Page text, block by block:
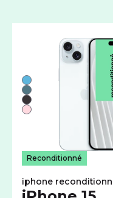
F5 avec cet espace
Liste de couleurs
Bleu
Vert
Noir
Rose
Reconditionné
iphone